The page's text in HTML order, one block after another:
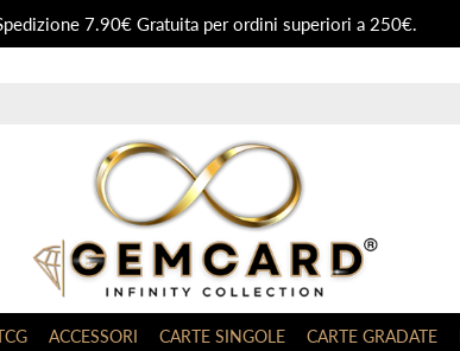
7.90€ Gratuita per ordini superiori a 250€.
ACCESSORI CARTE SINGOLE CARTE GRADATE